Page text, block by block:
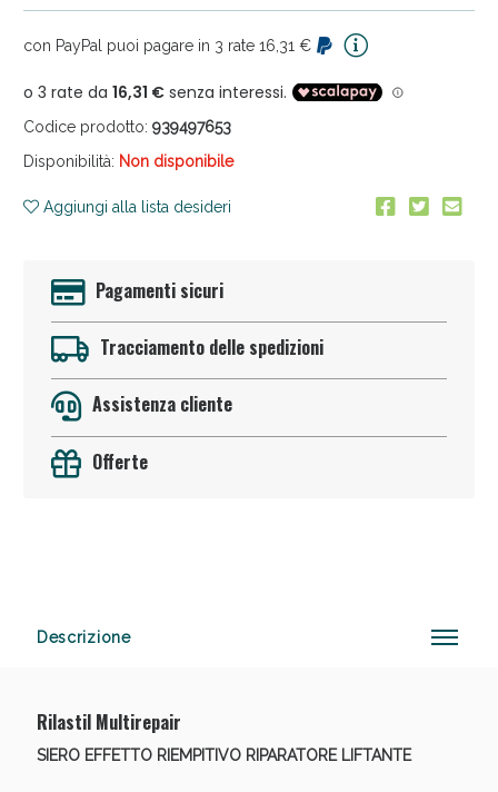
con PayPal puoi pagare in 3 rate 16,31 €
Codice prodotto: 939497653
Disponibilità: Non disponibile
Aggiungi alla lista desideri
Pagamenti sicuri
Tracciamento delle spedizioni
Assistenza cliente
Offerte
Descrizione
Rilastil Multirepair
SIERO EFFETTO RIEMPITIVO RIPARATORE LIFTANTE